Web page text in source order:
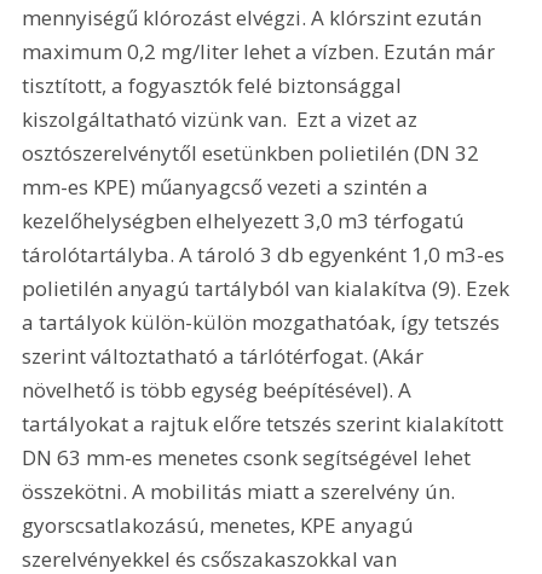
mennyiségű klórozást elvégzi. A klórszint ezután
maximum 0,2 mg/liter lehet a vízben. Ezután már
tisztított, a fogyasztók felé biztonsággal
kiszolgáltatható vizünk van.  Ezt a vizet az
osztószerelvénytől esetünkben polietilén (DN 32
mm-es KPE) műanyagcső vezeti a szintén a
kezelőhelységben elhelyezett 3,0 m3 térfogatú
tárolótartályba. A tároló 3 db egyenként 1,0 m3-es
polietilén anyagú tartályból van kialakítva (9). Ezek
a tartályok külön-külön mozgathatóak, így tetszés
szerint változtatható a tárlótérfogat. (Akár
növelhető is több egység beépítésével). A
tartályokat a rajtuk előre tetszés szerint kialakított
DN 63 mm-es menetes csonk segítségével lehet
összekötni. A mobilitás miatt a szerelvény ún.
gyorscsatlakozású, menetes, KPE anyagú
szerelvényekkel és csőszakaszokkal van